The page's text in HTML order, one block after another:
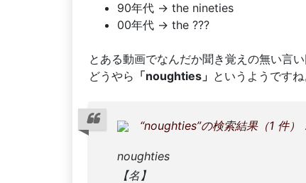
90年代 → the nineties
00年代 → the ???
とある動画でなんだか聞き覚えの無い言
どうやら 「noughties」 というようですね
“noughties”の検索結果（1 件
noughties
【名】